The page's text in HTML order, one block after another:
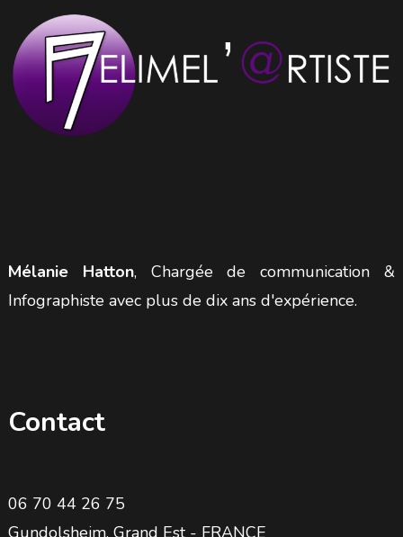
Mélanie Hatton, Chargée de communication &
Infographiste avec plus de dix ans d'expérience.
Contact
06 70 44 26 75